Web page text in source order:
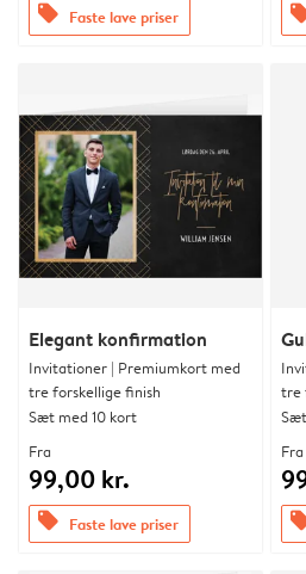
offers Faste lave priser
Elegant konfirmation
Invitationer | Premiumkort med
tre forskellige finish
Sæt med 10 kort
Fra
99,00 kr.
offers Faste lave priser
tre
Fra